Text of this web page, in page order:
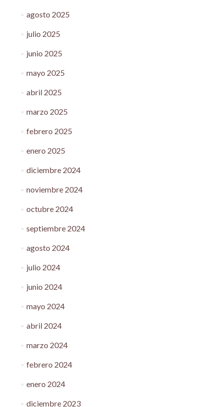
agosto 2025
julio 2025
junio 2025
mayo 2025
abril 2025
marzo 2025
febrero 2025
enero 2025
diciembre 2024
noviembre 2024
octubre 2024
septiembre 2024
agosto 2024
julio 2024
junio 2024
mayo 2024
abril 2024
marzo 2024
febrero 2024
enero 2024
diciembre 2023